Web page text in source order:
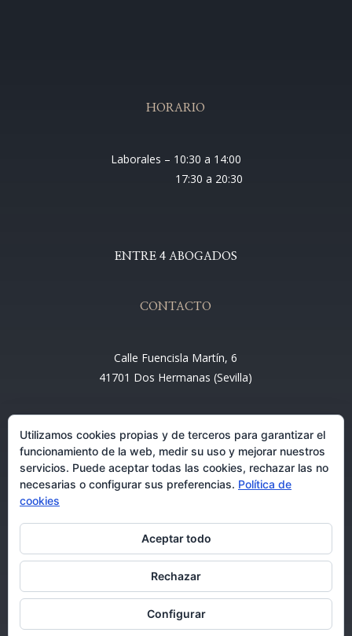
HORARIO
Laborales – 10:30 a 14:00
17:30 a 20:30
ENTRE 4 ABOGADOS
CONTACTO
Calle Fuencisla Martín, 6
41701 Dos Hermanas (Sevilla)
info@entre4abogados.com
Abogados en Dos Hermanas 08/08/2026
Utilizamos cookies propias y de terceros para garantizar el
funcionamiento de la web, medir su uso y mejorar nuestros
servicios. Puede aceptar todas las cookies, rechazar las no
necesarias o configurar sus preferencias. Política de
cookies
Aceptar todo
Rechazar
Configurar